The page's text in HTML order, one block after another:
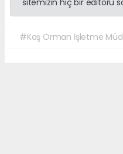
sitemizin hiç bir editörü
#Kaş Orman İşletme